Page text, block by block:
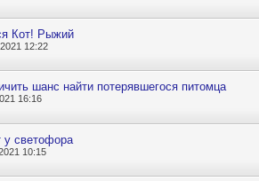
Кот! Рыжий
12:22
шанс найти потерявшегося питомца
16:16
у светофора
10:15